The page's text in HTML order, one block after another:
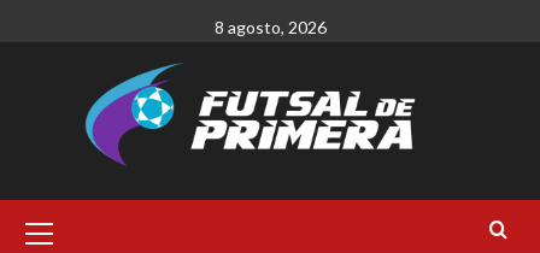
8 agosto, 2026
Menu